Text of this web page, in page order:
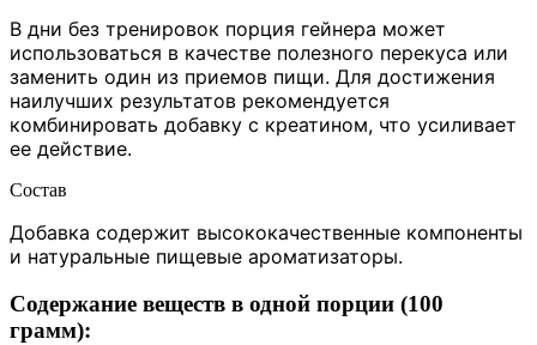
В дни без тренировок порция гейнера может
использоваться в качестве полезного перекуса или
заменить один из приемов пищи. Для достижения
наилучших результатов рекомендуется
комбинировать добавку с креатином, что усиливает
ее действие.
Состав
Добавка содержит высококачественные компоненты
и натуральные пищевые ароматизаторы.
Содержание веществ в одной порции (100
грамм):